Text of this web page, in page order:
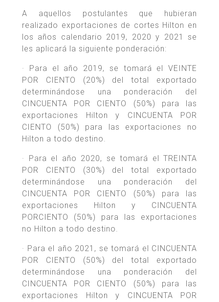
A aquellos postulantes que hubieran
realizado exportaciones de cortes Hilton en
los años calendario 2019, 2020 y 2021 se
les aplicará la siguiente ponderación:
· Para el año 2019, se tomará el VEINTE
POR CIENTO (20%) del total exportado
determinándose una ponderación del
CINCUENTA POR CIENTO (50%) para las
exportaciones Hilton y CINCUENTA POR
CIENTO (50%) para las exportaciones no
Hilton a todo destino.
· Para el año 2020, se tomará el TREINTA
POR CIENTO (30%) del total exportado
determinándose una ponderación del
CINCUENTA POR CIENTO (50%) para las
exportaciones Hilton y CINCUENTA
PORCIENTO (50%) para las exportaciones
no Hilton a todo destino.
· Para el año 2021, se tomará el CINCUENTA
POR CIENTO (50%) del total exportado
determinándose una ponderación del
CINCUENTA POR CIENTO (50%) para las
exportaciones Hilton y CINCUENTA POR